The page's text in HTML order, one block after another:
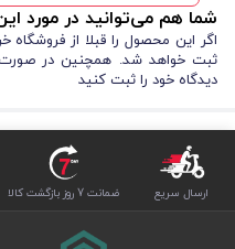
شما هم می‌توانید در مورد
اگر این محصول را قبلا از فروشگاه
ثبت خواهد شد. همچنین در صورت
دیدگاه خود را ثبت کنید
ارسال سریع ضمانت 7 روز بازگشت کالا